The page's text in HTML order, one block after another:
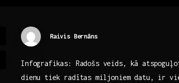
Raivis Bernāns
Infografikas: Radošs veids, kā
dienu tiek​ radītas miljoniem datu, ir